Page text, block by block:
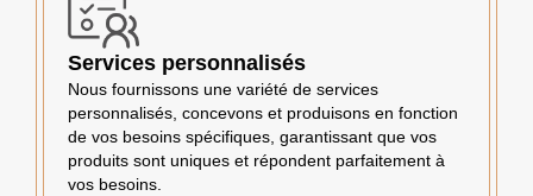
Services personnalisés
Nous fournissons une variété de services
personnalisés, concevons et produisons en fonction
de vos besoins spécifiques, garantissant que vos
produits sont uniques et répondent parfaitement à
vos besoins.